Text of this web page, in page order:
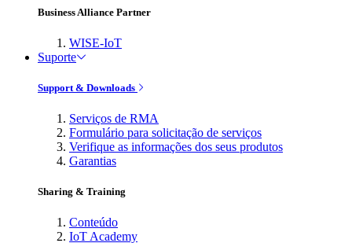
Business Alliance Partner
WISE-IoT
Suporte
Support & Downloads
Serviços de RMA
Formulário para solicitação de serviços
Verifique as informações dos seus produtos
Garantias
Sharing & Training
Conteúdo
IoT Academy